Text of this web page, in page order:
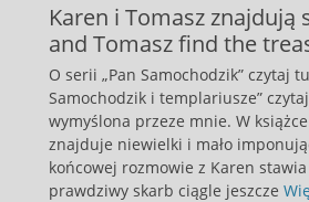
Karen i Tomasz znajdują
and Tomasz find the
O serii „Pan Samochodzik” czytaj
Samochodzik i templariusze”
wymyślona przeze mnie. W
znajduje niewielki i mało
końcowej rozmowie z Karen stawia
prawdziwy skarb ciągle jeszcze